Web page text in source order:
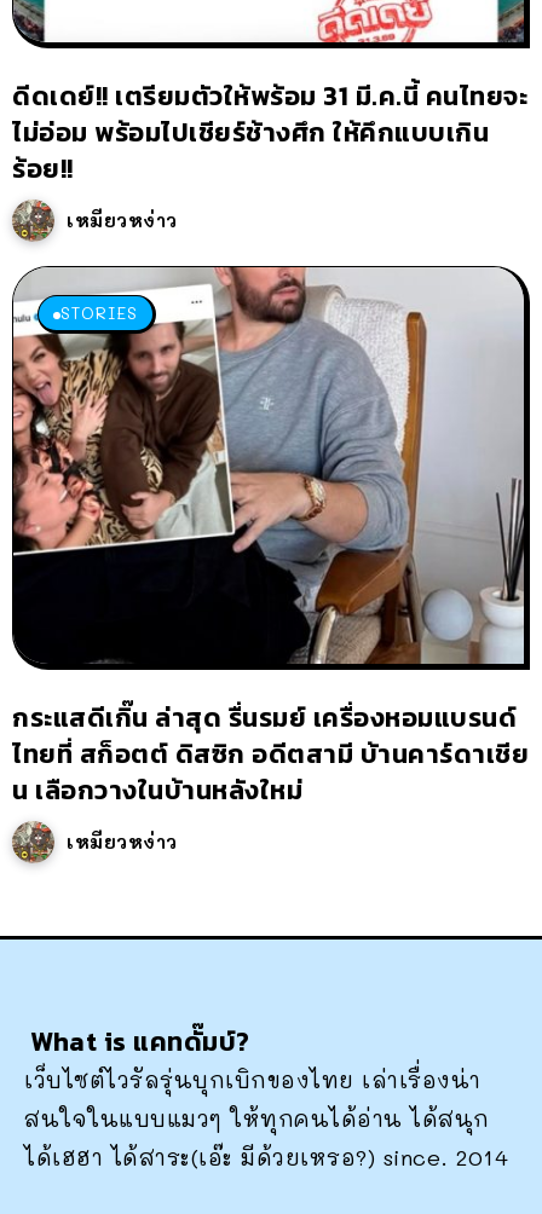
ดีดเดย์!! เตรียมตัวให้พร้อม 31 มี.ค.นี้ คนไทยจะ
ไม่อ่อม พร้อมไปเชียร์ช้างศึก ให้คึกแบบเกิน
ร้อย!!
เหมียวหง่าว
STORIES
กระแสดีเกิ๊น ล่าสุด รื่นรมย์ เครื่องหอมแบรนด์
ไทยที่ สก็อตต์ ดิสซิก อดีตสามี บ้านคาร์ดาเชีย
น เลือกวางในบ้านหลังใหม่
เหมียวหง่าว
What is แคทดั๊มบ์?
เว็บไซต์ไวรัลรุ่นบุกเบิกของไทย เล่าเรื่องน่า
สนใจในแบบแมวๆ ให้ทุกคนได้อ่าน ได้สนุก
ได้เฮฮา ได้สาระ(เอ๊ะ มีด้วยเหรอ?) since. 2014